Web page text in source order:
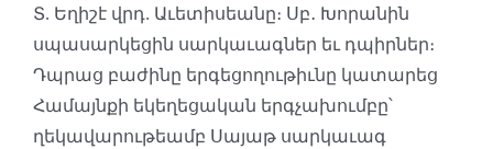
Տ. Եղիշէ վրդ. Աւետիսեանը։ Սբ․ Խորանին
սպասարկեցին սարկաւագներ եւ դպիրներ։
Դպրաց բաժինը երգեցողութիւնը կատարեց
Համայնքի եկեղեցական երգչախումբը՝
ղեկավարութեամբ Սայաթ սարկաւագ